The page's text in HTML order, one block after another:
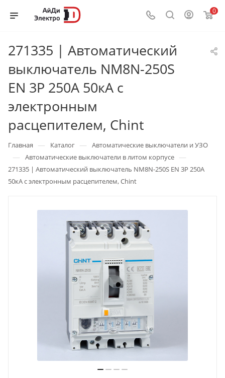
0
271335 | Автоматический
выключатель NM8N-250S
EN 3P 250А 50кА с
электронным
расцепителем, Chint
Главная — Каталог — Автоматические выключатели и УЗО
— Автоматические выключатели в литом корпусе —
271335 | Автоматический выключатель NM8N-250S EN 3P 250А
50кА с электронным расцепителем, Chint